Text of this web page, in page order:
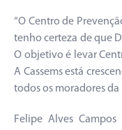
“O Centro de
tenho certeza de que
O objetivo é levar
A Cassems está
todos os moradores da
Felipe Alves